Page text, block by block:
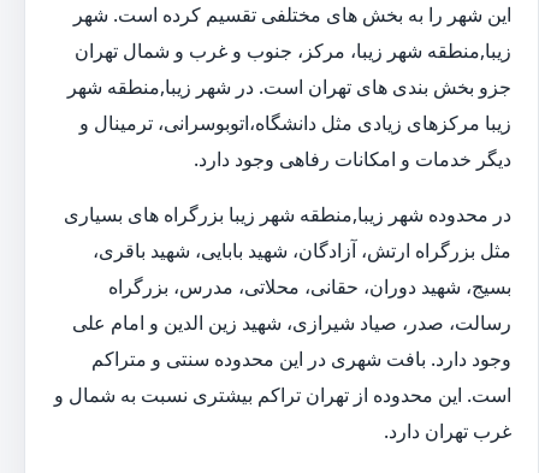
این شهر را به بخش های مختلفی تقسیم کرده است. شهر
زیبا,منطقه شهر زیبا، مرکز، جنوب و غرب و شمال تهران
جزو بخش بندی های تهران است. در شهر زیبا,منطقه شهر
زیبا مرکزهای زیادی مثل دانشگاه،اتوبوسرانی، ترمینال و
دیگر خدمات و امکانات رفاهی وجود دارد.
در محدوده شهر زیبا,منطقه شهر زیبا بزرگراه های بسیاری
مثل بزرگراه ارتش، آزادگان، شهید بابایی، شهید باقری،
بسیج، شهید دوران، حقانی، محلاتی، مدرس، بزرگراه
رسالت، صدر، صیاد شیرازی، شهید زین الدین و امام علی
وجود دارد. بافت شهری در این محدوده سنتی و متراکم
است. این محدوده از تهران تراکم بیشتری نسبت به شمال و
غرب تهران دارد.